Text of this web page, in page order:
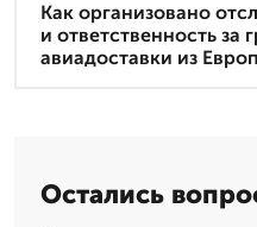
Как организовано
и ответственность за
авиадоставки из
Остались